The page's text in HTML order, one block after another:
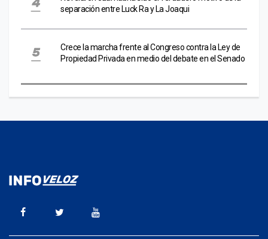
separación entre Luck Ra y La Joaqui
Crece la marcha frente al Congreso contra la Ley de
Propiedad Privada en medio del debate en el Senado